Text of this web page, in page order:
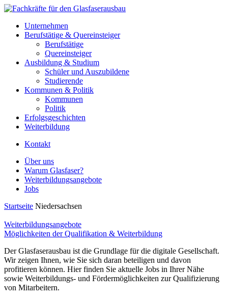
Unternehmen
Berufstätige & Quereinsteiger
Berufstätige
Quereinsteiger
Ausbildung & Studium
Schüler und Auszubildene
Studierende
Kommunen & Politik
Kommunen
Politik
Erfolgsgeschichten
Weiterbildung
Kontakt
Über uns
Warum Glasfaser?
Weiterbildungsangebote
Jobs
Startseite Niedersachsen
Weiterbildungsangebote
Möglichkeiten der Qualifikation & Weiterbildung
Der Glasfaserausbau ist die Grundlage für die digitale Gesellschaft.
Wir zeigen Ihnen, wie Sie sich daran beteiligen und davon
profitieren können. Hier finden Sie aktuelle Jobs in Ihrer Nähe
sowie Weiterbildungs- und Fördermöglichkeiten zur Qualifizierung
von Mitarbeitern.